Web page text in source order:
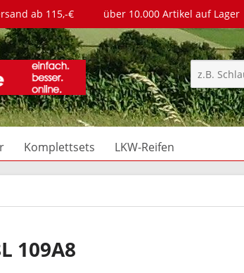
ab 115,-€ über 10.000 Artikel auf Lager
Komplettsets LKW-Reifen
109A8